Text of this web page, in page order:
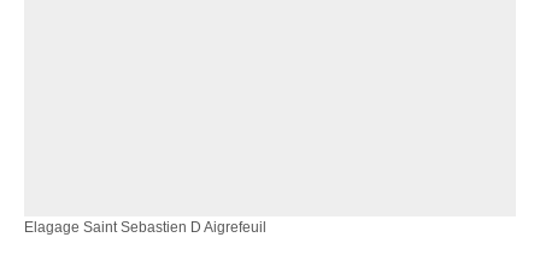
Elagage Saint Sebastien D Aigrefeuil